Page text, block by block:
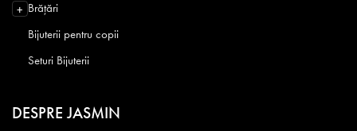
+ Brățări
Bijuterii pentru copii
Seturi Bijuterii
DESPRE JASMIN